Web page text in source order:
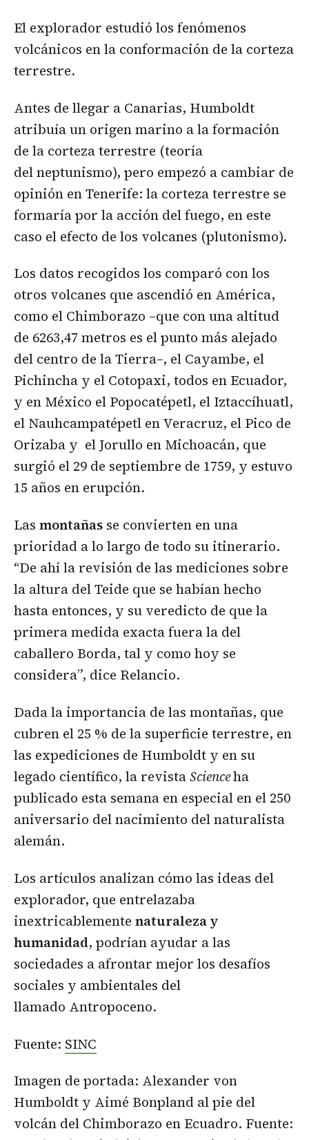
El explorador estudió los fenómenos
volcánicos en la conformación de la corteza
terrestre.
Antes de llegar a Canarias, Humboldt
atribuía un origen marino a la formación
de la corteza terrestre (teoría
del neptunismo), pero empezó a cambiar de
opinión en Tenerife: la corteza terrestre se
formaría por la acción del fuego, en este
caso el efecto de los volcanes (plutonismo).
Los datos recogidos los comparó con los
otros volcanes que ascendió en América,
como el Chimborazo –que con una altitud
de 6263,47 metros es el punto más alejado
del centro de la Tierra–, el Cayambe, el
Pichincha y el Cotopaxi, todos en Ecuador,
y en México el Popocatépetl, el Iztaccíhuatl,
el Nauhcampatépetl en Veracruz, el Pico de
Orizaba y el Jorullo en Michoacán, que
surgió el 29 de septiembre de 1759, y estuvo
15 años en erupción.
Las montañas se convierten en una
prioridad a lo largo de todo su itinerario.
“De ahí la revisión de las mediciones sobre
la altura del Teide que se habían hecho
hasta entonces, y su veredicto de que la
primera medida exacta fuera la del
caballero Borda, tal y como hoy se
considera”, dice Relancio.
Dada la importancia de las montañas, que
cubren el 25 % de la superficie terrestre, en
las expediciones de Humboldt y en su
legado científico, la revistaScienceha
publicado esta semana en especial en el 250
aniversario del nacimiento del naturalista
alemán.
Los artículos analizan cómo las ideas del
explorador, que entrelazaba
inextricablemente naturaleza y
humanidad, podrían ayudar a las
sociedades a afrontar mejor los desafíos
sociales y ambientales del
llamado Antropoceno.
Fuente: SINC
Imagen de portada: Alexander von
Humboldt y Aimé Bonpland al pie del
volcán del Chimborazo en Ecuadro. Fuente: